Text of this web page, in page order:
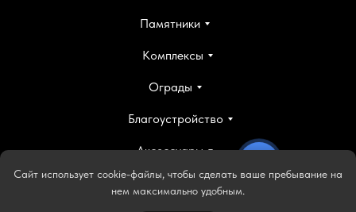
Комплексы
Благоустройство
Ограды
Аксессуары
Гравировка
Памятники
Сайт использует cookie-файлы, чтобы сделать ваше пребывание на
нем максимально удобным.